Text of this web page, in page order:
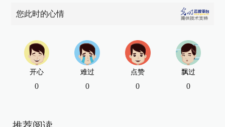
您此时的心情
开心
0
难过
0
点赞
0
飘过
0